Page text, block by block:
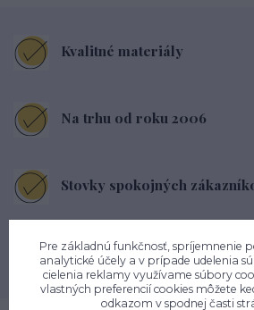
Kvalitné materiály
Na trhu od roku 2006
Stovky spokojných
Pohodlné nosenie každý
Pre základnú funkčnosť, spríjemnenie
analytické účely a v prípade udelenia
cielenia reklamy využívame súbory
vlastných preferencií cookies môžete
odkazom v spodnej časti